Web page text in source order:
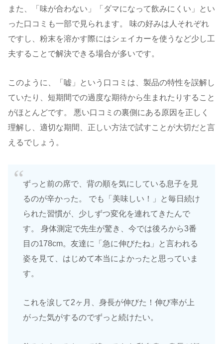
また、「味が合わない」「ダマになって飲みにくい」とい
った口コミも一部で見られます。 味の好みは人それぞれ
ですし、粉末を溶かす際にはシェイカーを使うなど少し工
夫することで解決できる場合が多いです。
このように、「嘘」という口コミは、製品の特性を誤解し
ていたり、短期間での過度な期待から生まれたりすること
がほとんどです。 悪い口コミの裏側にある原因を正しく
理解し、適切な期間、正しい方法で試すことが大切だと言
えるでしょう。
ずっと前の席で、背の順を気にしている息子を見
るのが辛かった。 でも「美味しい！」と毎日続け
られた習慣が、少しずつ変化を連れてきたんで
す。 身体測定で先生が驚き、今では後ろから3番
目の178cm。友達に「急に伸びたね」と言われる
姿を見て、はじめて本当によかったと思っていま
す。
これを涙して2ヶ月、身長が伸びた！伸び率が上
がった気がするのでずっと続けたい。